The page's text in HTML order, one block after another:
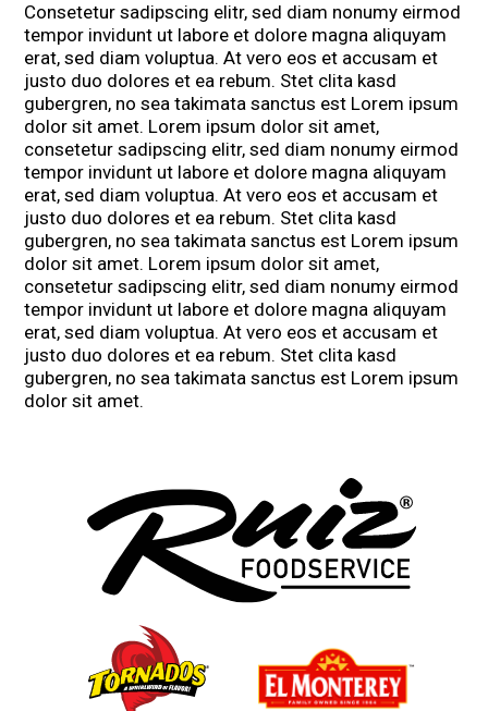
Consetetur sadipscing elitr, sed diam nonumy eirmod
tempor invidunt ut labore et dolore magna aliquyam
erat, sed diam voluptua. At vero eos et accusam et
justo duo dolores et ea rebum. Stet clita kasd
gubergren, no sea takimata sanctus est Lorem ipsum
dolor sit amet. Lorem ipsum dolor sit amet,
consetetur sadipscing elitr, sed diam nonumy eirmod
tempor invidunt ut labore et dolore magna aliquyam
erat, sed diam voluptua. At vero eos et accusam et
justo duo dolores et ea rebum. Stet clita kasd
gubergren, no sea takimata sanctus est Lorem ipsum
dolor sit amet. Lorem ipsum dolor sit amet,
consetetur sadipscing elitr, sed diam nonumy eirmod
tempor invidunt ut labore et dolore magna aliquyam
erat, sed diam voluptua. At vero eos et accusam et
justo duo dolores et ea rebum. Stet clita kasd
gubergren, no sea takimata sanctus est Lorem ipsum
dolor sit amet.